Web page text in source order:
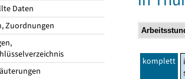
Daten
Zuordnungen
komplett